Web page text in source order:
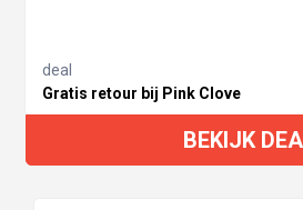
deal
Gratis retour bij Pink Clove
BEKIJK